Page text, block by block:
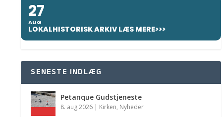
27
AUG
LOKALHISTORISK ARKIV LÆS MERE>>>
SENESTE INDLÆG
Petanque Gudstjeneste
8. aug 2026 | Kirken, Nyheder